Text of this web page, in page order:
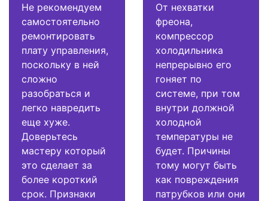
Не рекомендуем
самостоятельно
ремонтировать
плату управления,
поскольку в ней
сложно
разобраться и
легко навредить
еще хуже.
Доверьтесь
мастеру который
это сделает за
более короткий
срок. Признаки
От нехватки
фреона,
компрессор
холодильника
непрерывно его
гоняет по
системе, при том
внутри должной
холодной
температуры не
будет. Причины
тому могут быть
как повреждения
патрубков или они